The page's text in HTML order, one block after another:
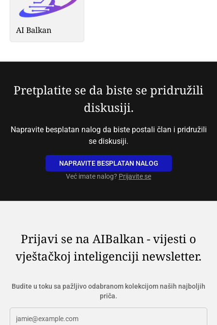
AI Balkan
Pretplatite se da biste se pridružili
diskusiji.
Napravite besplatan nalog da biste postali član i pridružili
se diskusiji.
NAPRAVITE BESPLATAN NALOG
Već imate nalog? Prijavite se
Prijavi se na AIBalkan - vijesti o
vještačkoj inteligenciji newsletter.
Budite u toku sa pažljivo odabranom kolekcijom naših najboljih
priča.